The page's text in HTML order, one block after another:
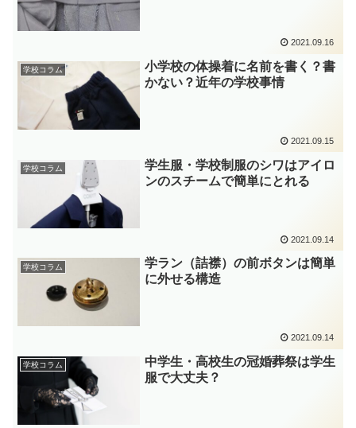
2021.09.16
学校コラム
小学校の体操着に名前を書く？書
かない？近年の学校事情
2021.09.15
学校コラム
学生服・学校制服のシワはアイロ
ンのスチームで簡単にとれる
2021.09.14
学校コラム
学ラン（詰襟）の前ボタンは簡単
に外せる構造
2021.09.14
学校コラム
中学生・高校生の冠婚葬祭は学生
服で大丈夫？